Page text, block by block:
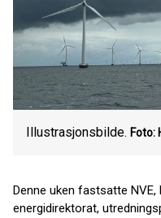
Illustrasjonsbilde. Foto:
Denne uken fastsatte
energidirektorat,